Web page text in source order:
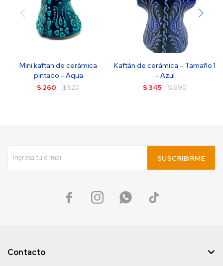
Mini kaftan de cerámica
pintado - Aqua
$ 260 $520
Kaftán de cerámica - Tamaño 1
- Azul
$ 345 $690
SUSCRIBIRME
   
Contacto